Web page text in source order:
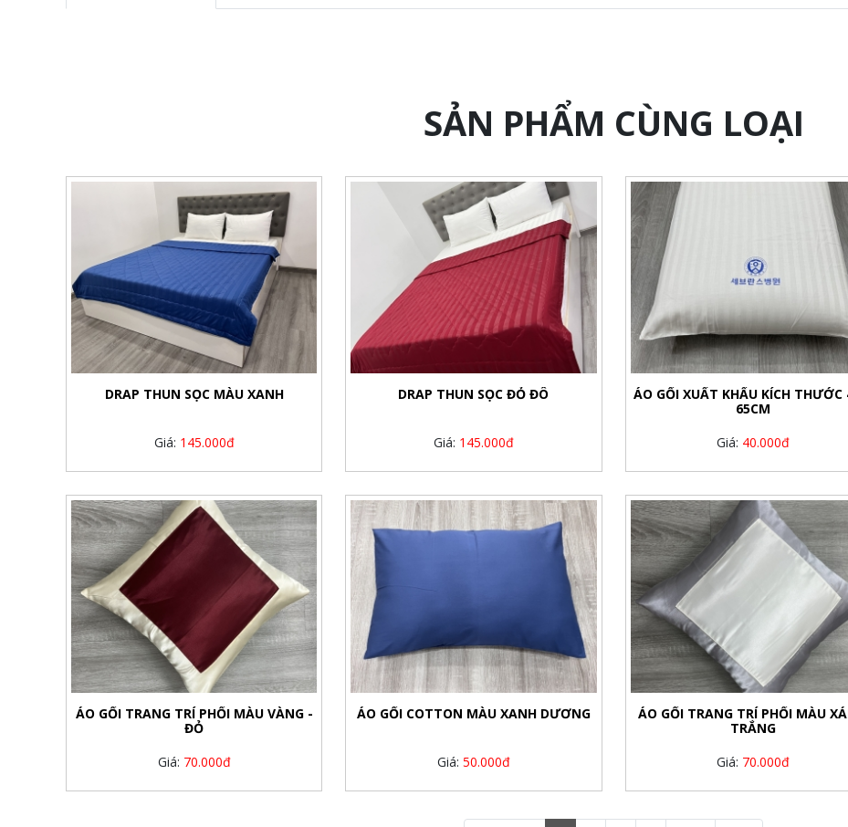
SẢN PHẨM CÙNG LOẠI
DRAP THUN SỌC MÀU XANH
Giá: 145.000đ
DRAP THUN SỌC ĐỎ ĐÔ
Giá: 145.000đ
ÁO GỐI XUẤT KHẨU KÍCH THƯỚC
65CM
Giá: 40.000đ
ÁO GỐI TRANG TRÍ PHỐI MÀU VÀNG -
ĐỎ
Giá: 70.000đ
ÁO GỐI COTTON MÀU XANH DƯƠNG
Giá: 50.000đ
ÁO GỐI TRANG TRÍ PHỐI MÀU
TRẮNG
Giá: 70.000đ